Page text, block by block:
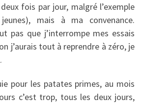
fois par jour, malgré l’exemple
mais à ma convenance.
pas que j’interrompe mes essais
j’aurais tout à reprendre à zéro, je
pour les patates primes, au mois
c’est trop, tous les deux jours,